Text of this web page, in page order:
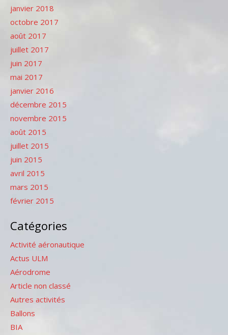
janvier 2018
octobre 2017
août 2017
juillet 2017
juin 2017
mai 2017
janvier 2016
décembre 2015
novembre 2015
août 2015
juillet 2015
juin 2015
avril 2015
mars 2015
février 2015
Catégories
Activité aéronautique
Actus ULM
Aérodrome
Article non classé
Autres activités
Ballons
BIA